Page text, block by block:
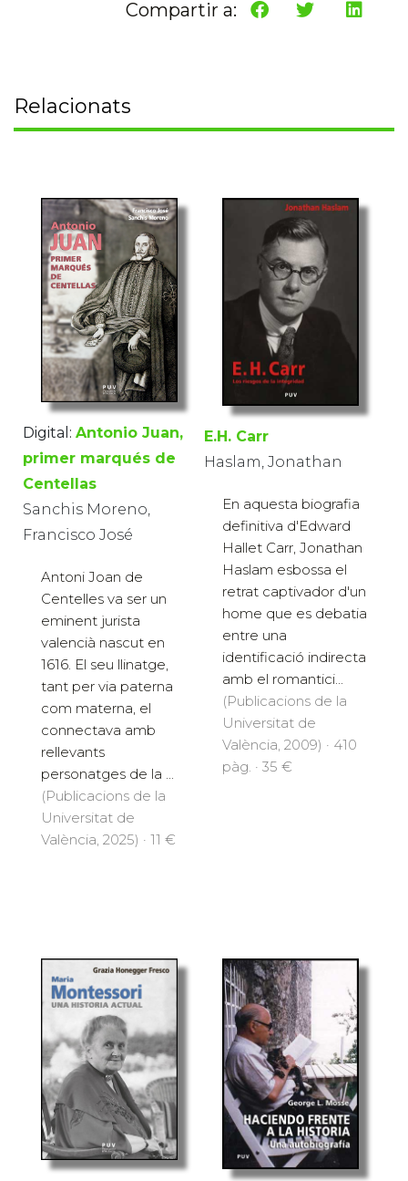
Compartir a:
Relacionats
Digital: Antonio Juan,
primer marqués de
Centellas
Sanchis Moreno,
Francisco José
Antoni Joan de
Centelles va ser un
eminent jurista
valencià nascut en
1616. El seu llinatge,
tant per via paterna
com materna, el
connectava amb
rellevants
personatges de la ...
(Publicacions de la
Universitat de
València, 2025) · 11 €
E.H. Carr
Haslam, Jonathan
En aquesta biografia
definitiva d'Edward
Hallet Carr, Jonathan
Haslam esbossa el
retrat captivador d'un
home que es debatia
entre una
identificació indirecta
amb el romantici...
(Publicacions de la
Universitat de
València, 2009) · 410
pàg. · 35 €